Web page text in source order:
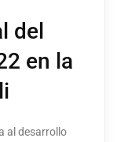
del
en la
al desarrollo